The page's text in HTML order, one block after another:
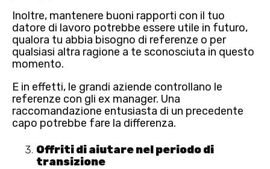
Inoltre, mantenere buoni rapporti con il tuo
datore di lavoro potrebbe essere utile in futuro,
qualora tu abbia bisogno di referenze o per
qualsiasi altra ragione a te sconosciuta in questo
momento.
E in effetti, le grandi aziende controllano le
referenze con gli ex manager. Una
raccomandazione entusiasta di un precedente
capo potrebbe fare la differenza.
Offriti di aiutare nel periodo di
transizione